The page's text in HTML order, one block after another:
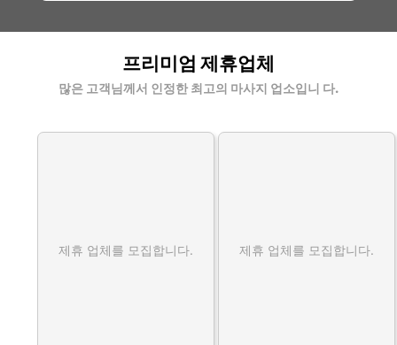
프리미엄 제휴업체
많은 고객님께서 인정한 최고의 마사지 업소입니 다.
제휴 업체를 모집합니다. 제휴 업체를 모집합니다.